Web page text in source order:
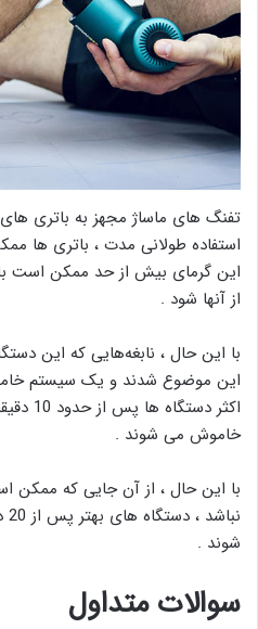
تفنگ های ماساژ مجهز به باتری
استفاده طولانی مدت ، باتری ها
این گرمای بیش از حد ممکن است
از آنها شود .
با این حال ، نابغه‌هایی که این
این موضوع شدند و یک سیستم
اکثر
خاموش می شوند .
شوند .
سوالات متداول